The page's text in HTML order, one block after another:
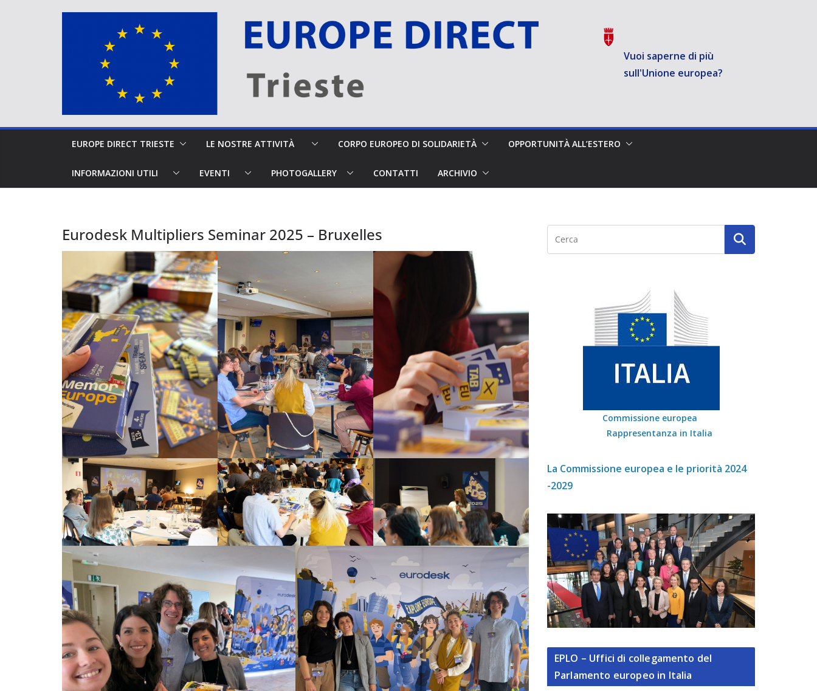
Vuoi saperne di più
sull'Unione europea?
EUROPE DIRECT TRIESTE LE NOSTRE ATTIVITÀ CORPO EUROPEO DI SOLIDARIETÀ OPPORTUNITÀ ALL’ESTERO
INFORMAZIONI UTILI EVENTI PHOTOGALLERY CONTATTI ARCHIVIO
Eurodesk Multipliers Seminar 2025 – Bruxelles
Commissione europea
Rappresentanza in Italia
La Commissione europea e le priorità 2024
-2029
EPLO – Uffici di collegamento del
Parlamento europeo in Italia